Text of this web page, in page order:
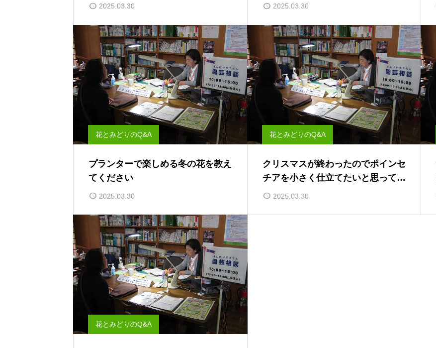
2025.03.30 2025.03.30
花とみどりのQ&A
プランターで楽しめる冬の花を教え
てください
2025.03.30
花とみどりのQ&A
クリスマスが終わったのでポインセ
チアを小さく仕立てたいと思ってい
ます。増やすことは出来ますか？
2025.03.30
花とみどりのQ&A